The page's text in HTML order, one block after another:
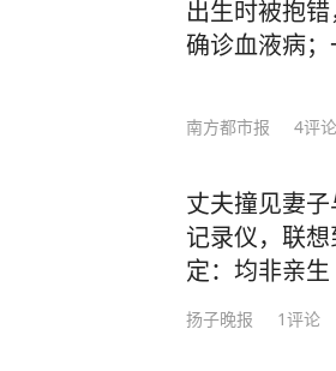
出生时被抱
确诊血液病
南方都市报 4评论
丈夫撞见妻
记录仪，联
定：均非亲生
扬子晚报 1评论